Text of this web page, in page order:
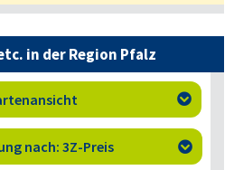
in der Region Pfalz

nach: 3Z-Preis 